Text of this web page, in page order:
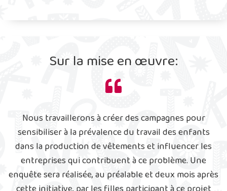
Sur la mise en œuvre:
Nous travaillerons à créer des campagnes pour
sensibiliser à la prévalence du travail des enfants
dans la production de vêtements et influencer les
entreprises qui contribuent à ce problème. Une
enquête sera réalisée, au préalable et deux mois après